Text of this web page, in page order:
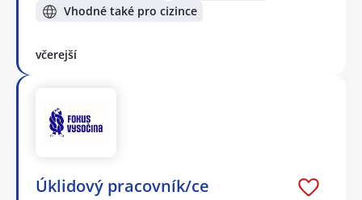
Vhodné také pro cizince
včerejší
Úklidový pracovník/ce